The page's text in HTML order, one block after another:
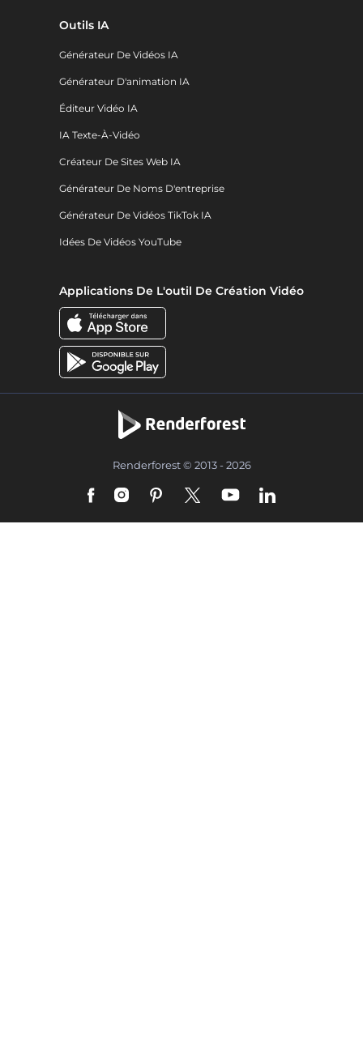
Outils IA
Générateur De Vidéos IA
Générateur D'animation IA
Éditeur Vidéo IA
IA Texte-À-Vidéo
Créateur De Sites Web IA
Générateur De Noms D'entreprise
Générateur De Vidéos TikTok IA
Idées De Vidéos YouTube
Applications De L'outil De Création Vidéo
Renderforest © 2013 - 2026